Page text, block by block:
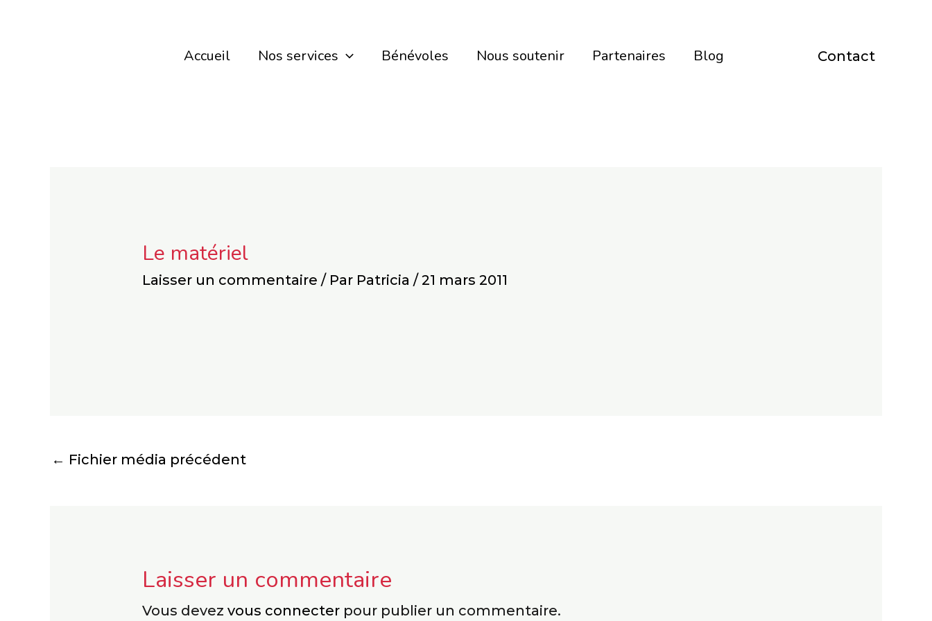
Accueil Nos services Bénévoles Nous soutenir Partenaires Blog Contact
Le matériel
Laisser un commentaire / Par Patricia/21 mars 2011
← Fichier média précédent
Laisser un commentaire
Vous devezvous connecter pour publier un commentaire.